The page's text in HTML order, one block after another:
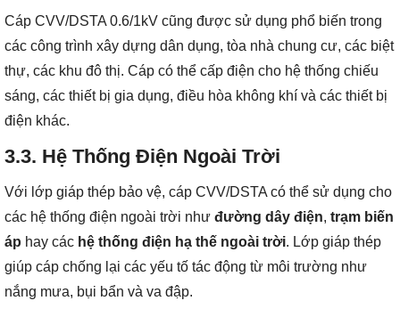
Cáp CVV/DSTA 0.6/1kV cũng được sử dụng phổ biến trong
các công trình xây dựng dân dụng, tòa nhà chung cư, các biệt
thự, các khu đô thị. Cáp có thể cấp điện cho hệ thống chiếu
sáng, các thiết bị gia dụng, điều hòa không khí và các thiết bị
điện khác.
3.3. Hệ Thống Điện Ngoài Trời
Với lớp giáp thép bảo vệ, cáp CVV/DSTA có thể sử dụng cho
các hệ thống điện ngoài trời như đường dây điện, trạm biến
áp hay các hệ thống điện hạ thế ngoài trời. Lớp giáp thép
giúp cáp chống lại các yếu tố tác động từ môi trường như
nắng mưa, bụi bẩn và va đập.